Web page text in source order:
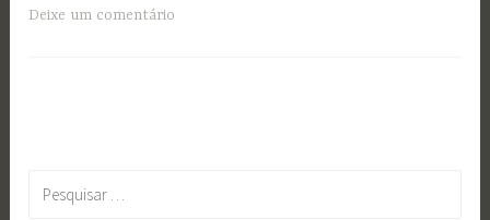
Deixe um comentário